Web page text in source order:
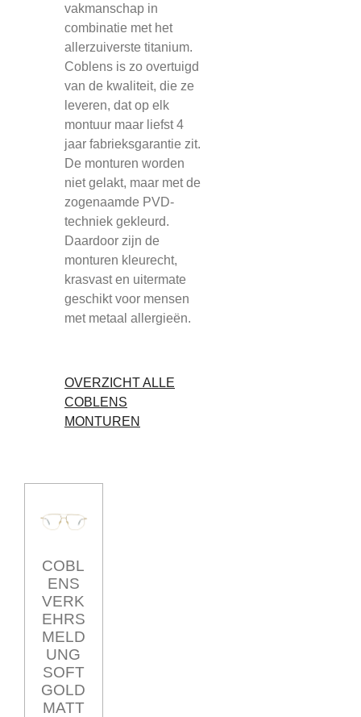
vakmanschap in
combinatie met het
allerzuiverste titanium.
Coblens is zo overtuigd
van de kwaliteit, die ze
leveren, dat op elk
montuur maar liefst 4
jaar fabrieksgarantie zit.
De monturen worden
niet gelakt, maar met de
zogenaamde PVD-
techniek gekleurd.
Daardoor zijn de
monturen kleurecht,
krasvast en uitermate
geschikt voor mensen
met metaal allergieën.
OVERZICHT ALLE
COBLENS
MONTUREN
COBL
ENS
VERK
EHRS
MELD
UNG
SOFT
GOLD
MATT